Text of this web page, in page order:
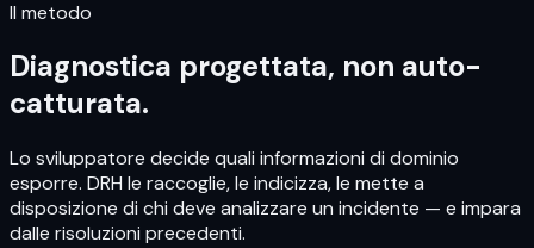
Il metodo
Diagnostica progettata, non auto-
catturata.
Lo sviluppatore decide quali informazioni di dominio
esporre. DRH le raccoglie, le indicizza, le mette a
disposizione di chi deve analizzare un incidente — e impara
dalle risoluzioni precedenti.